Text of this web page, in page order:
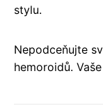
stylu.
Nepodceňujte
hemoroidů.